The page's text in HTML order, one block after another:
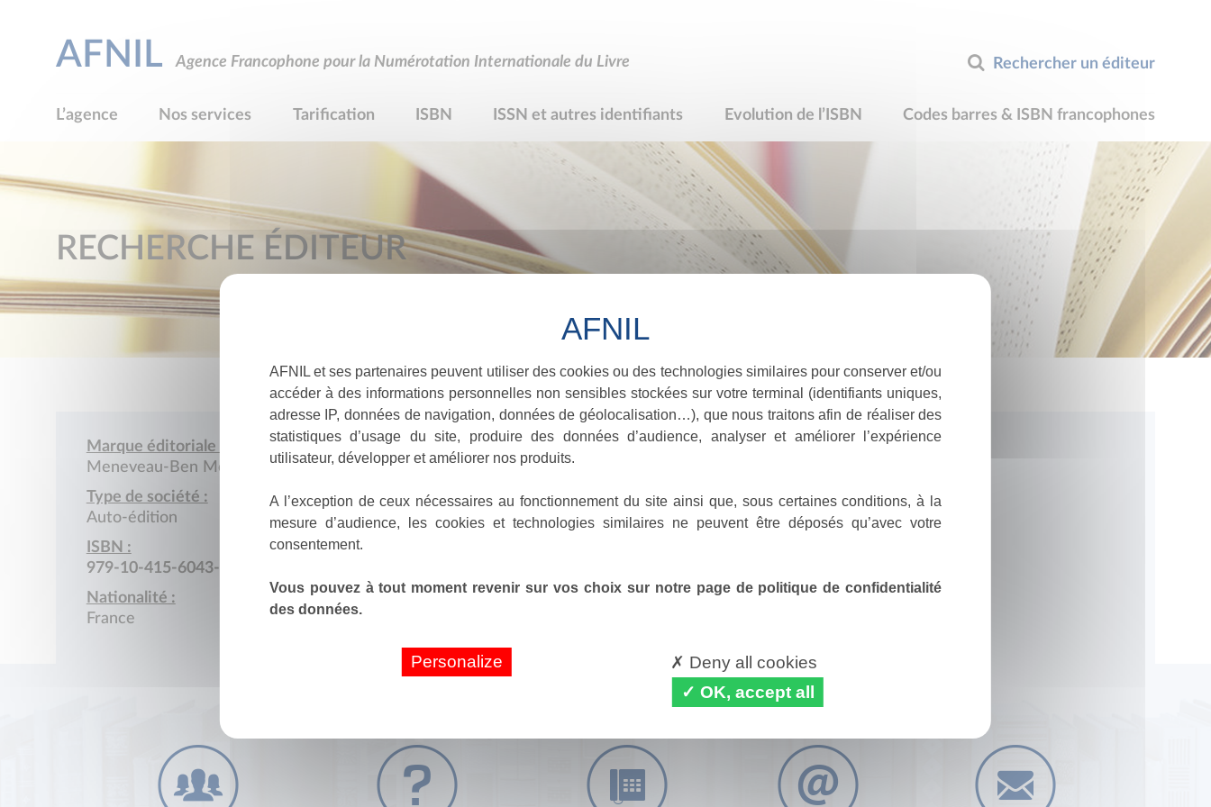
Rechercher un éditeur
AFNIL Agence Francophone pour la Numérotation Internationale du Livre
L’agence Nos services Tarification ISBN ISSN et autres identifiants Evolution de l’ISBN Codes barres & ISBN francophones
RECHERCHE ÉDITEUR
Marque éditoriale :
Meneveau-Ben Mohamed (Marine)
Type de société :
Auto-édition
ISBN :
979-10-415-6043-1
Nationalité :
France
AFNIL et ses partenaires peuvent utiliser des cookies ou des technologies similaires pour conserver et/ou
accéder à des informations personnelles non sensibles stockées sur votre terminal (identifiants uniques,
adresse IP, données de navigation, données de géolocalisation…), que nous traitons afin de réaliser des
statistiques d’usage du site, produire des données d’audience, analyser et améliorer l’expérience
utilisateur, développer et améliorer nos produits.
A l’exception de ceux nécessaires au fonctionnement du site ainsi que, sous certaines conditions, à la
mesure d’audience, les cookies et technologies similaires ne peuvent être déposés qu’avec votre
consentement.
Vous pouvez à tout moment revenir sur vos choix sur notre page de politique de confidentialité
des données.
Personalize
Deny all cookies
OK, accept all